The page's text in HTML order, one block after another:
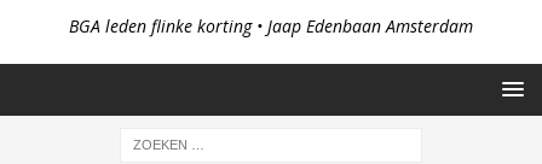
BGA leden flinke korting • Jaap Edenbaan Amsterdam